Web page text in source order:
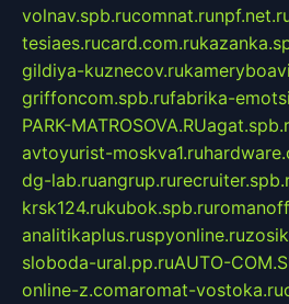
volnav.spb.rucomnat.ru
tesiaes.rucard.com.ru
gildiya-kuznecov.ru
griffoncom.spb.rufabrika-
PARK-MATROSOVA.RU
avtoyurist-moskva1.ru
dg-lab.ruangrup.ru
krsk124.rukubok.spb.ru
analitikaplus.ruspyonline.ru
sloboda-ural.pp.ruAUTO-
online-z.comaromat-vostoka.ru